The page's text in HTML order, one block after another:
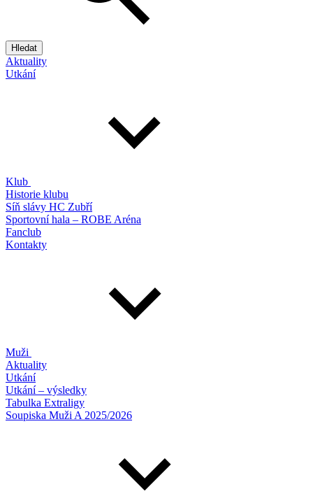
Hledat
Aktuality
Utkání
Klub
Historie klubu
Síň slávy HC Zubří
Sportovní hala – ROBE Aréna
Fanclub
Kontakty
Muži
Aktuality
Utkání
Utkání – výsledky
Tabulka Extraligy
Soupiska Muži A 2025/2026